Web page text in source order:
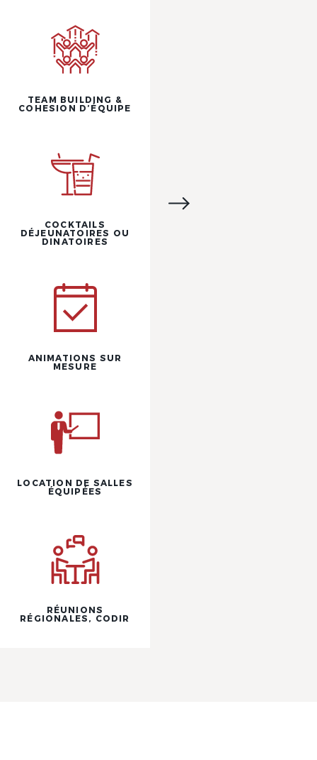
TEAM BUILDING &
COHESION D’ÉQUIPE
COCKTAILS
DÉJEUNATOIRES OU
DINATOIRES
ANIMATIONS SUR
MESURE
LOCATION DE SALLES
ÉQUIPÉES
RÉUNIONS
RÉGIONALES, CODIR